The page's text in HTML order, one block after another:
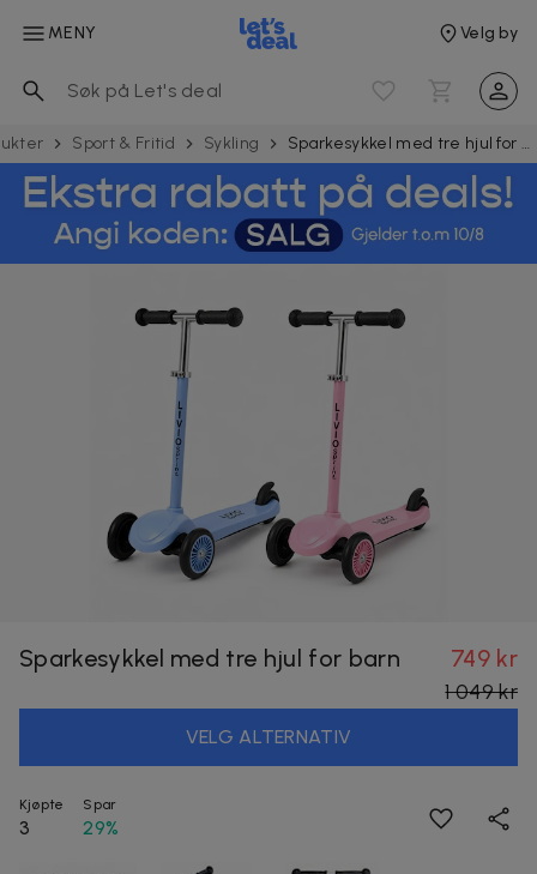
MENY Velg by
Sport & Fritid Sykling Sparkesykkel med tre hjul for barn
Sparkesykkel med tre hjul for barn 749 kr
1 049 kr
VELG ALTERNATIV
Kjøpte
3
Spar
29%